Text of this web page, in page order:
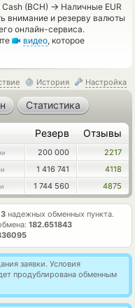
(BCH) → Наличные EUR
внимание и резерву валюты
онлайн-сервиса.
видео, которое
История Настройка
Статистика
Резерв Отзывы
200 000
2217
1 416 741
4118
1 744 560 4875
3 надежных обменных пункта.
182.651843
заявки. Условия
продублирована обменным